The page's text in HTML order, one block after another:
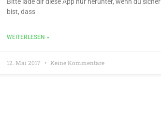
bist, dass
WEITERLESEN »
12. Mai 2017 Keine Kommentare